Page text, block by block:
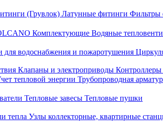
(Грувлок) Латунные фитинги Фильтры
Комплектующие Водяные
для водоснабжения и пожаротушения
Клапаны и электроприводы Контроллеры
тепловой энергии Трубопроводная
Тепловые завесы Тепловые пушки
тепла Узлы коллекторные, квартирные